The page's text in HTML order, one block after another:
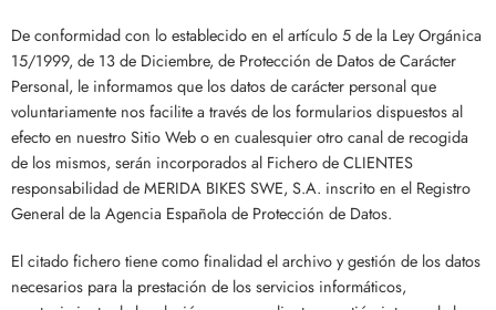
De conformidad con lo establecido en el artículo 5 de la Ley Orgánica
15/1999, de 13 de Diciembre, de Protección de Datos de Carácter
Personal, le informamos que los datos de carácter personal que
voluntariamente nos facilite a través de los formularios dispuestos al
efecto en nuestro Sitio Web o en cualesquier otro canal de recogida
de los mismos, serán incorporados al Fichero de CLIENTES
responsabilidad de MERIDA BIKES SWE, S.A. inscrito en el Registro
General de la Agencia Española de Protección de Datos.
El citado fichero tiene como finalidad el archivo y gestión de los datos
necesarios para la prestación de los servicios informáticos,